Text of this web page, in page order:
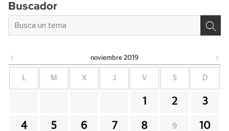
Buscador
noviembre 2019
M X J V S D
1 2 3
4 5 6 7 8 9 10